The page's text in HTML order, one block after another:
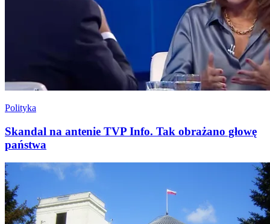
Polityka
Skandal na antenie TVP Info. Tak obrażano głowę
państwa